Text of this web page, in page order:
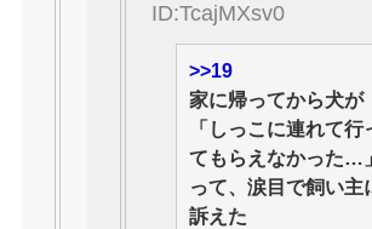
ID:TcajMXsv0
>>19
家に帰ってから犬が
「しっこに連れて行
てもらえなかった…」
って、涙目で飼い主
訴えた